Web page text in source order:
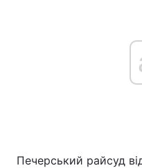
Печерський райсуд